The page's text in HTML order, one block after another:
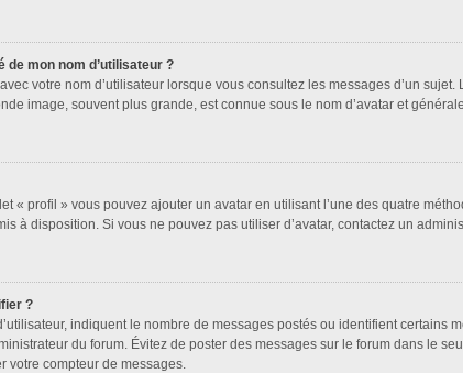
mon nom d’utilisateur ?
votre nom d’utilisateur lorsque vous consultez les messages d’un
image, souvent plus grande, est connue sous le nom d’avatar et
« profil » vous pouvez ajouter un avatar en utilisant l’une des quatre
à disposition. Si vous ne pouvez pas utiliser d’avatar, contactez un
?
indiquent le nombre de messages postés ou identifient
du forum. Évitez de poster des messages sur le forum dans le
votre compteur de messages.